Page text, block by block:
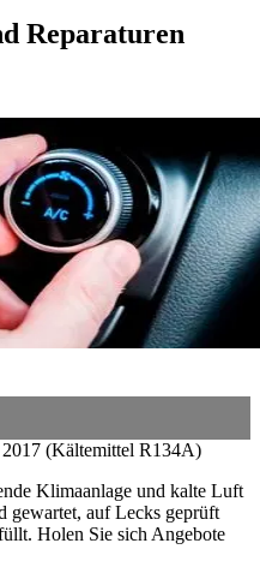
Reparaturen
(Kältemittel R134A)
Klimaanlage und kalte Luft
gewartet, auf Lecks geprüft
Holen Sie sich Angebote